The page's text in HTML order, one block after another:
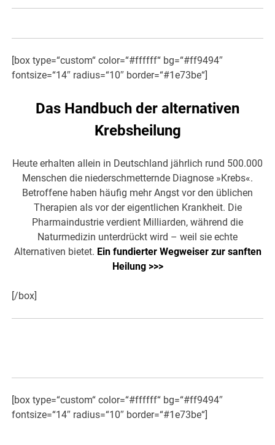
[box type=“custom“ color=“#ffffff“ bg=“#ff9494″
fontsize=“14″ radius=“10″ border=“#1e73be“]
Das Handbuch der alternativen
Krebsheilung
Heute erhalten allein in Deutschland jährlich rund 500.000
Menschen die niederschmetternde Diagnose »Krebs«.
Betroffene haben häufig mehr Angst vor den üblichen
Therapien als vor der eigentlichen Krankheit. Die
Pharmaindustrie verdient Milliarden, während die
Naturmedizin unterdrückt wird – weil sie echte
Alternativen bietet. Ein fundierter Wegweiser zur sanften
Heilung >>>
[/box]
[box type=“custom“ color=“#ffffff“ bg=“#ff9494″
fontsize=“14″ radius=“10″ border=“#1e73be“]